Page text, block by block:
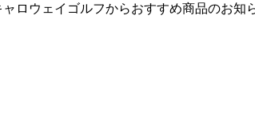
ウェイゴルフからおすすめ商品のお知